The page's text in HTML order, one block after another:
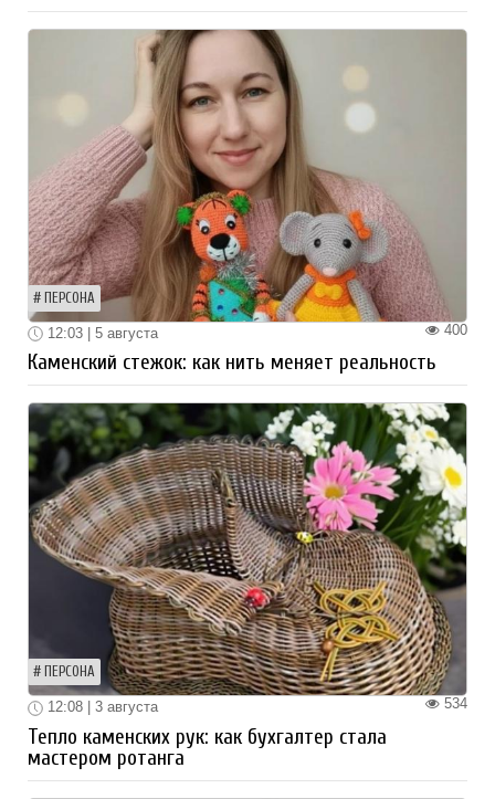
ПЕРСОНА
400
12:03 | 5 августа
Каменский стежок: как нить меняет реальность
ПЕРСОНА
534
12:08 | 3 августа
Тепло каменских рук: как бухгалтер стала
мастером ротанга